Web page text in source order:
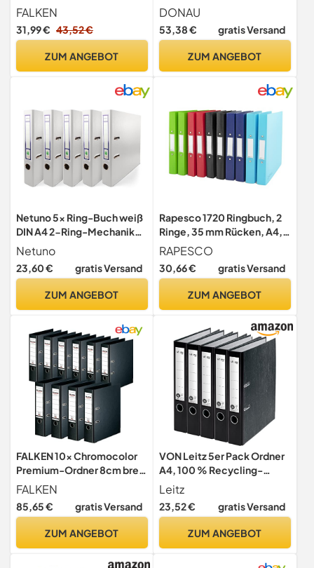
schwarzer Rücken
FALKEN
31,99 € 43,52 €
ZUM ANGEBOT
Pack/Breit/DIN A4 8
cm/Schwarz/Kunststoffbe
zug
Briefordner Büroordner
Verstärkungsband/Made in
DONAU
53,38 € gratis Versand
ZUM ANGEBOT
Netuno 5x Ring-Buch weiß
DIN A4 2-Ring-Mechanik
5cm Ringmappe a4
schmaler Aktenordner a4
schmal Aktenordner dünn
einfarbig Ordner
Ordner Schulordner
Netuno
23,60 € gratis Versand
ZUM ANGEBOT
Rapesco 1720 Ringbuch, 2
Ringe, 35 mm Rücken, A4,
10er Pack
RAPESCO
30,66 € gratis Versand
ZUM ANGEBOT
FALKEN 10x Chromocolor
Premium-Ordner 8cm breit
DIN A4 schwarz
FALKEN
85,65 € gratis Versand
ZUM ANGEBOT
VON Leitz 5er Pack Ordner
A4, 100 % Recycling-
Karton, Für 350 Blatt, 50
mm Rückenbreite,
Klassisch marmoriert,
zertifiziert, Für Schule,
Leitz
23,52 € gratis Versand
ZUM ANGEBOT